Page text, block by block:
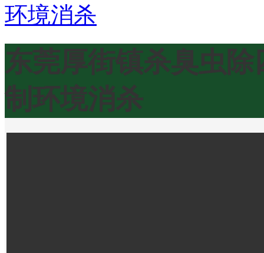
环境消杀
东莞厚街镇杀臭虫
制环境消杀